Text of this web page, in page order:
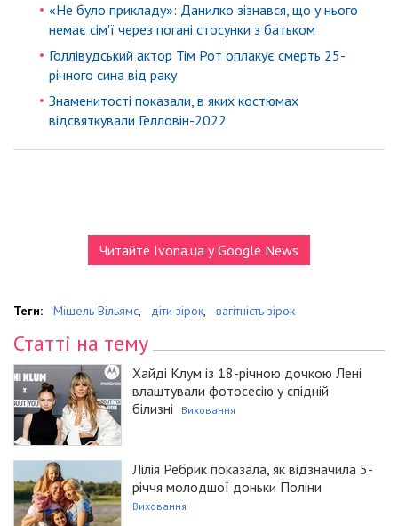
«Не було прикладу»: Данилко зізнався, що у нього
немає сім'ї через погані стосунки з батьком
Голлівудський актор Тім Рот оплакує смерть 25-
річного сина від раку
Знаменитості показали, в яких костюмах
відсвяткували Гелловін-2022
Читайте Ivona.ua у Google News
Теги: Мішель Вільямс, діти зірок, вагітність зірок
Статті на тему
Хайді Клум із 18-річною дочкою Лені
влаштували фотосесію у спідній
білизні
Виховання
Лілія Ребрик показала, як відзначила 5-
річчя молодшої доньки Поліни
Виховання